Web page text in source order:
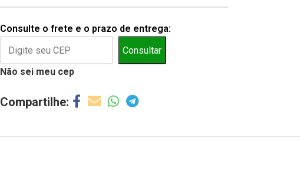
Consulte o frete e o prazo de entrega:
Consultar
Não sei meu cep